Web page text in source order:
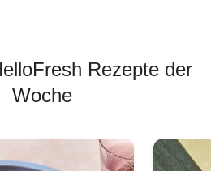
Rezepte der
Woche